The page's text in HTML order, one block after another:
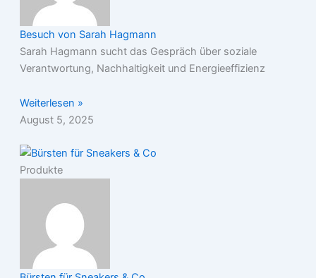
Besuch von Sarah Hagmann
Sarah Hagmann sucht das Gespräch über soziale
Verantwortung, Nachhaltigkeit und Energieeffizienz
Weiterlesen »
August 5, 2025
Produkte